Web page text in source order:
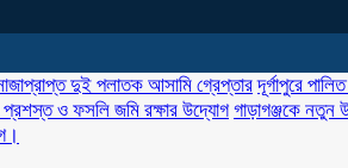
দুই পলাতক আসামি গ্রেপ্তার ‎দূর্গাপুরে
প্রশস্ত ও ফসলি জমি রক্ষার উদ্যোগ গাড়াগঞ্জকে নতুন